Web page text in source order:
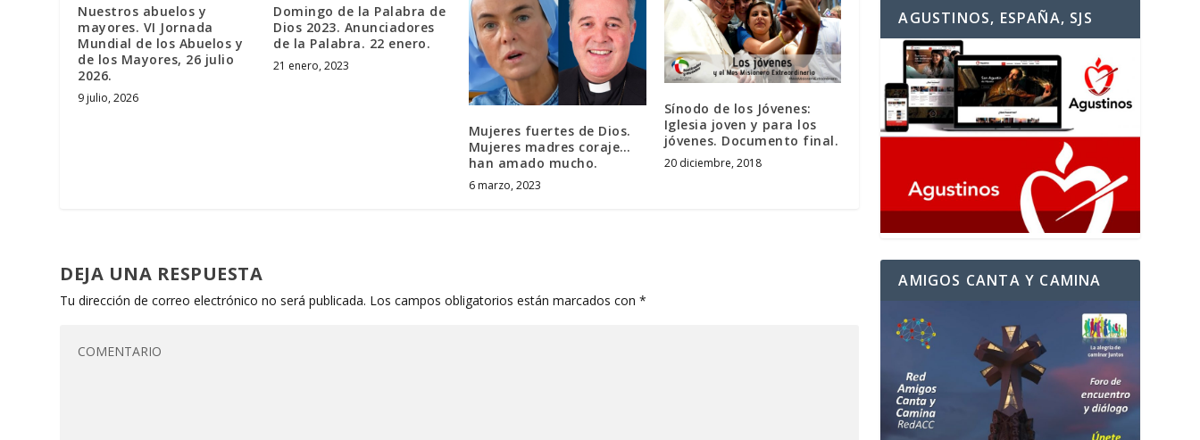
Nuestros abuelos y
mayores. VI Jornada
Mundial de los Abuelos y
de los Mayores, 26 julio
2026.
9 julio, 2026
Domingo de la Palabra de
Dios 2023. Anunciadores
de la Palabra. 22 enero.
21 enero, 2023
Mujeres fuertes de Dios.
Mujeres madres coraje…
han amado mucho.
6 marzo, 2023
Sínodo de los Jóvenes:
Iglesia joven y para los
jóvenes. Documento final.
20 diciembre, 2018
DEJA UNA RESPUESTA
Tu dirección de correo electrónico no será publicada. Los campos obligatorios están marcados con*
AGUSTINOS, ESPAÑA, SJS
AMIGOS CANTA Y CAMINA